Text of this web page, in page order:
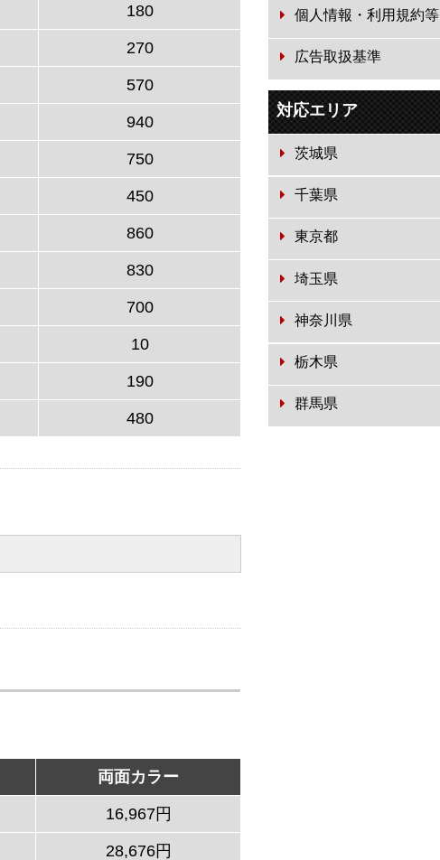
180
270
570
940
750
450
860
830
700
10
190
480
両面カラー
16,967円
28,676円
個人情報・利用規約等
広告取扱基準
対応エリア
茨城県
千葉県
東京都
埼玉県
神奈川県
栃木県
群馬県